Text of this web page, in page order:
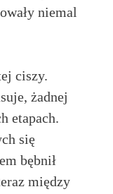
niemal
ciszy.
żadnej
etapach.
się
bębnił
między